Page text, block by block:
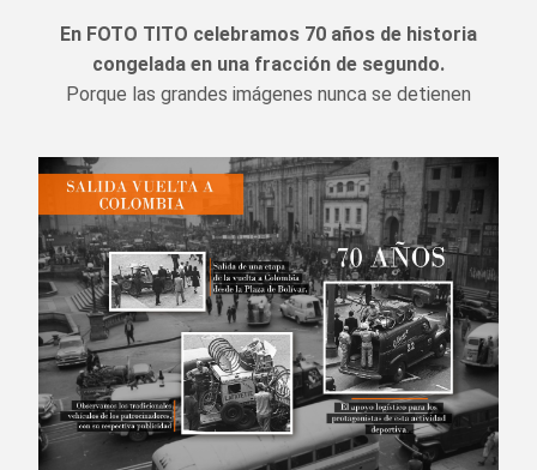
En FOTO TITO celebramos 70 años de historia
congelada en una fracción de segundo.
Porque las grandes imágenes nunca se detienen